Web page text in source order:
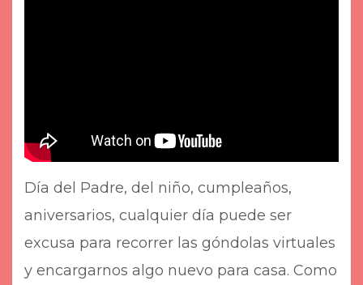
Día del Padre, del niño, cumpleaños,
aniversarios, cualquier día puede ser
excusa para recorrer las góndolas virtuales
y encargarnos algo nuevo para casa. Como